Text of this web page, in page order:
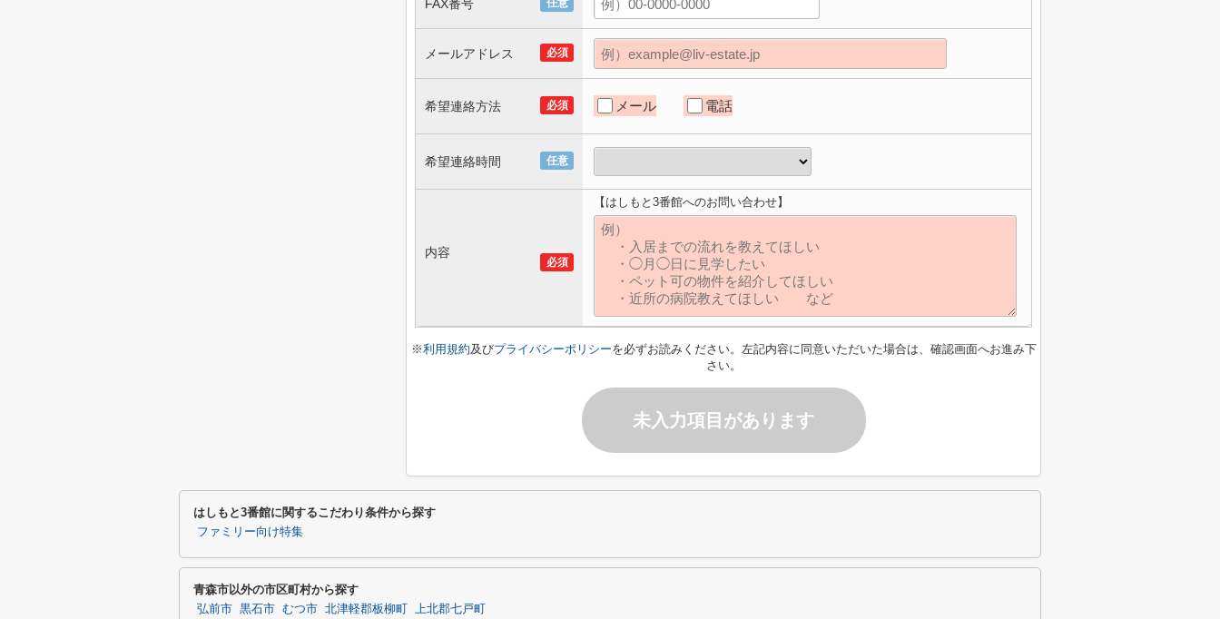
任意
FAX番号
必須
メールアドレス
必須
希望連絡方法 メール 電話
任意
希望連絡時間
必須
内容
【はしもと3番館へのお問い合わせ】
※利用規約及びプライバシーポリシーを必ずお読みください。左記内容に同意いただいた場合は、確認画面へお進み下
さい。
未入力項目があります
はしもと3番館に関するこだわり条件から探す
ファミリー向け特集
青森市以外の市区町村から探す
弘前市 黒石市 むつ市 北津軽郡板柳町 上北郡七戸町